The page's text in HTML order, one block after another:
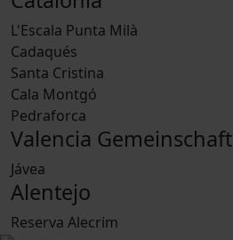
L'Escala Punta Milà
Cadaqués
Santa Cristina
Cala Montgó
Pedraforca
Valencia Gemeinschaft
Jávea
Alentejo
Reserva Alecrim